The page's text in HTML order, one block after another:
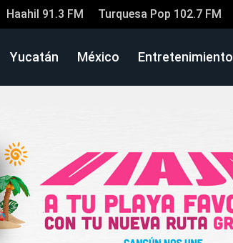
Haahil 91.3 FM Turquesa Pop 102.7 FM
Yucatán México Entretenimiento